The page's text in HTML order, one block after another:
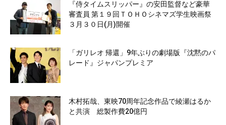
『侍タイムスリッパー』の安田監督など豪華
審査員 第１９回ＴＯＨＯシネマズ学生映画祭
３月３０日(月)開催
「ガリレオ 帰還」9年ぶりの劇場版『沈黙のパ
レード』ジャパンプレミア
木村拓哉、東映70周年記念作品で綾瀬はるか
と共演 総製作費20億円